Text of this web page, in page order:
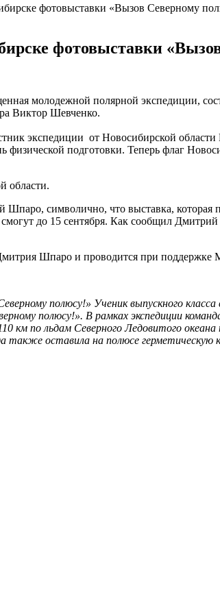
фотовыставки «Вызов Северному
фотовыставки
молодежной полярной экспедиции,
Виктор Шевченко.
экспедиции от Новосибирской
физической подготовки. Теперь флаг
области.
символично, что выставка, которая
до 15 сентября. Как сообщил
Шпаро и проводится при поддержке
полюсу!» Ученик выпускного
полюсу!». В рамках экспедиции
по льдам Северного Ледовитого океана
оставила на полюсе герметическую